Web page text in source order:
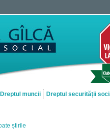
Dreptul muncii Dreptul securității
știrile